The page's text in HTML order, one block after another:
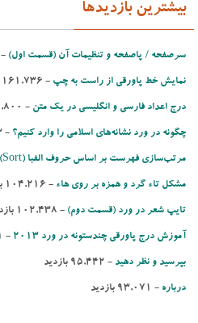
بیشترین بازدیدها
سرصفحه / پاصفحه و تنظیمات آن (قسمت اول) - ‌545,438 بازدید
نمایش خط پاورقی از راست به چپ - ‌161,736 بازدید
درج اعداد فارسی و انگلیسی در یك متن - ‌147,800 بازدید
چگونه در ورد نشانه‌های اسلامی را وارد کنیم؟ - ‌133,453 بازدید
مرتب‌‌سازی فهرست بر اساس حروف الفبا (Sort)‌
مشكل تاء گرد و همزه بر روی هاء - ‌104,216 بازدید
تایپ شعر در ورد (قسمت دوم) - ‌102,438 بازدید
آموزش درج پاورقی چندستونه در ورد 2013 - ‌100,101 بازدید
بپرسید و نظر دهید - ‌95,442 بازدید
درباره - ‌93,071 بازدید